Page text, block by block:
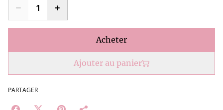
Acheter
Ajouter au panier
PARTAGER